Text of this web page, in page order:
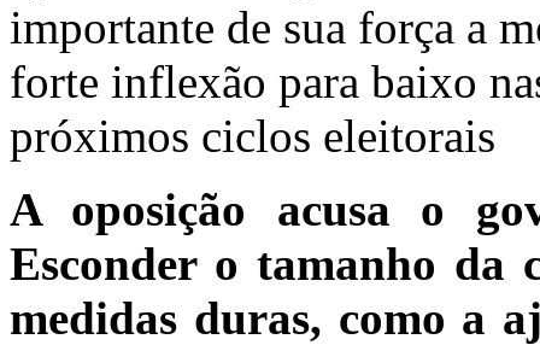
importante de sua força a
forte inflexão para baixo
próximos ciclos eleitorais
A oposição acusa o
Esconder o tamanho da
medidas duras, como a